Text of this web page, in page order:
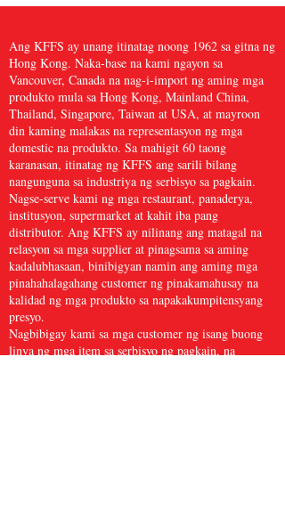
Ang KFFS ay unang itinatag noong 1962 sa gitna ng
Hong Kong. Naka-base na kami ngayon sa
Vancouver, Canada na nag-i-import ng aming mga
produkto mula sa Hong Kong, Mainland China,
Thailand, Singapore, Taiwan at USA, at mayroon
din kaming malakas na representasyon ng mga
domestic na produkto. Sa mahigit 60 taong
karanasan, itinatag ng KFFS ang sarili bilang
nangunguna sa industriya ng serbisyo sa pagkain.
Nagse-serve kami ng mga restaurant, panaderya,
institusyon, supermarket at kahit iba pang
distributor. Ang KFFS ay nilinang ang matagal na
relasyon sa mga supplier at pinagsama sa aming
kadalubhasaan, binibigyan namin ang aming mga
pinahahalagahang customer ng pinakamahusay na
kalidad ng mga produkto sa napakakumpitensyang
presyo.
Nagbibigay kami sa mga customer ng isang buong
linya ng mga item sa serbisyo ng pagkain, na